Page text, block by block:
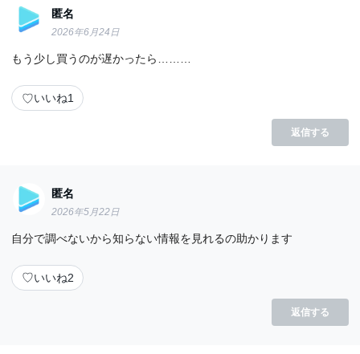
匿名
2026年6月24日
もう少し買うのが遅かったら………
♡いいね1
返信する
匿名
2026年5月22日
自分で調べないから知らない情報を見れるの助かります
♡いいね2
返信する